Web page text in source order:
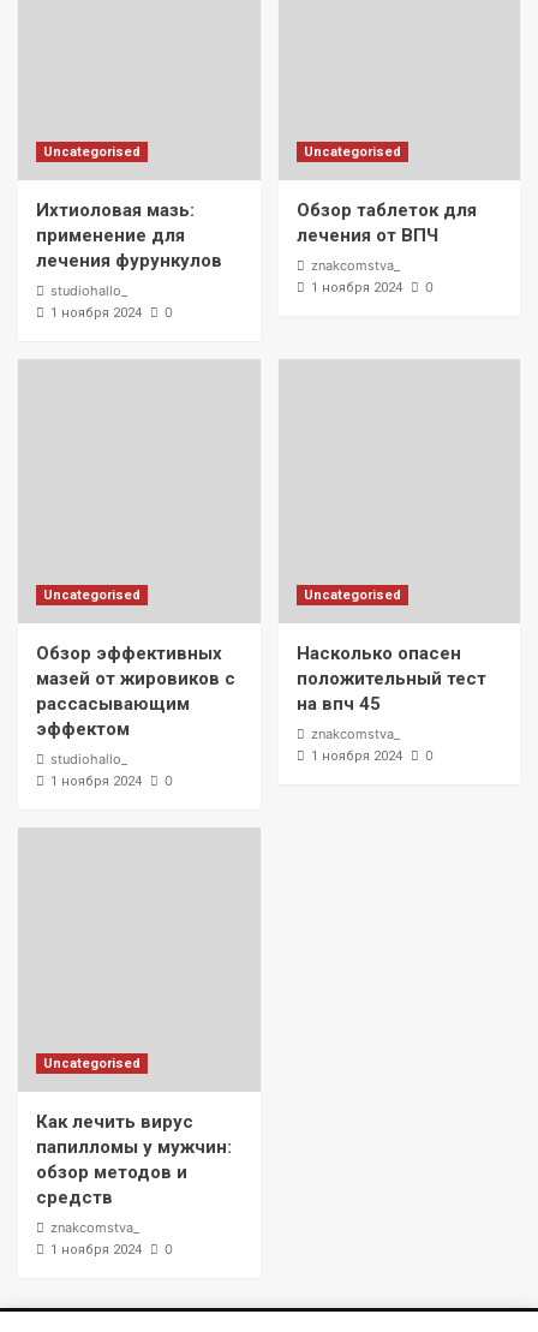
Uncategorised
Ихтиоловая мазь:
применение для
лечения фурункулов
studiohallo_
1 ноября 2024 0
Uncategorised
Обзор таблеток для
лечения от ВПЧ
znakcomstva_
1 ноября 2024 0
Uncategorised
Обзор эффективных
мазей от жировиков с
рассасывающим
эффектом
studiohallo_
1 ноября 2024 0
Uncategorised
Насколько опасен
положительный тест
на впч 45
znakcomstva_
1 ноября 2024 0
Uncategorised
Как лечить вирус
папилломы у мужчин:
обзор методов и
средств
znakcomstva_
1 ноября 2024 0